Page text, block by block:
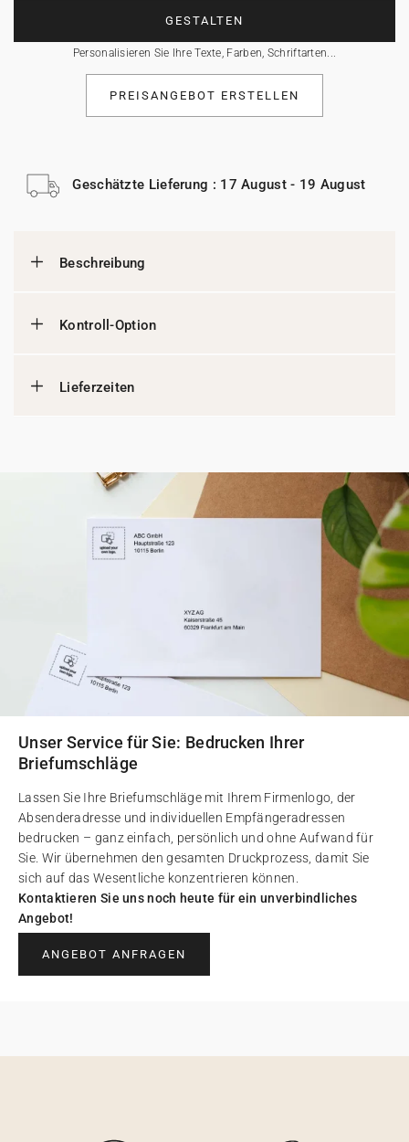
GESTALTEN
Personalisieren Sie Ihre Texte, Farben, Schriftarten...
PREISANGEBOT ERSTELLEN
Geschätzte Lieferung : 17 August - 19 August
Beschreibung
Kontroll-Option
Lieferzeiten
Unser Service für Sie: Bedrucken Ihrer
Briefumschläge
Lassen Sie Ihre Briefumschläge mit Ihrem Firmenlogo, der
Absenderadresse und individuellen Empfängeradressen
bedrucken – ganz einfach, persönlich und ohne Aufwand für
Sie. Wir übernehmen den gesamten Druckprozess, damit Sie
sich auf das Wesentliche konzentrieren können.
Kontaktieren Sie uns noch heute für ein unverbindliches
Angebot!
ANGEBOT ANFRAGEN